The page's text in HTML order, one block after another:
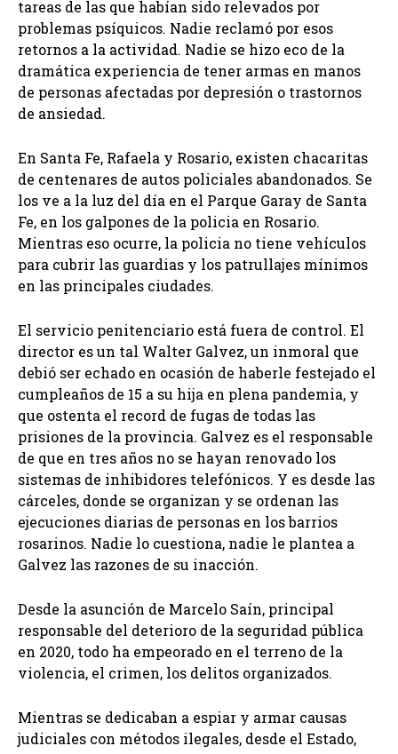
tareas de las que habían sido relevados por
problemas psíquicos. Nadie reclamó por esos
retornos a la actividad. Nadie se hizo eco de la
dramática experiencia de tener armas en manos
de personas afectadas por depresión o trastornos
de ansiedad.
En Santa Fe, Rafaela y Rosario, existen chacaritas
de centenares de autos policiales abandonados. Se
los ve a la luz del día en el Parque Garay de Santa
Fe, en los galpones de la policia en Rosario.
Mientras eso ocurre, la policia no tiene vehículos
para cubrir las guardias y los patrullajes mínimos
en las principales ciudades.
El servicio penitenciario está fuera de control. El
director es un tal Walter Galvez, un inmoral que
debió ser echado en ocasión de haberle festejado el
cumpleaños de 15 a su hija en plena pandemia, y
que ostenta el record de fugas de todas las
prisiones de la provincia. Galvez es el responsable
de que en tres años no se hayan renovado los
sistemas de inhibidores telefónicos. Y es desde las
cárceles, donde se organizan y se ordenan las
ejecuciones diarias de personas en los barrios
rosarinos. Nadie lo cuestiona, nadie le plantea a
Galvez las razones de su inacción.
Desde la asunción de Marcelo Saín, principal
responsable del deterioro de la seguridad pública
en 2020, todo ha empeorado en el terreno de la
violencia, el crimen, los delitos organizados.
Mientras se dedicaban a espiar y armar causas
judiciales con métodos ilegales, desde el Estado,